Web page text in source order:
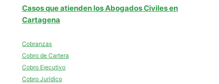
Casos que atienden los Abogados Civiles en
Cartagena
Cobranzas
Cobro de Cartera
Cobro Ejecutivo
Cobro Jurídico